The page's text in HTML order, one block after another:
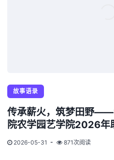
故事语录
传承薪火，筑梦田野——
院农学园艺学院2026年
2026-05-31 871次阅读